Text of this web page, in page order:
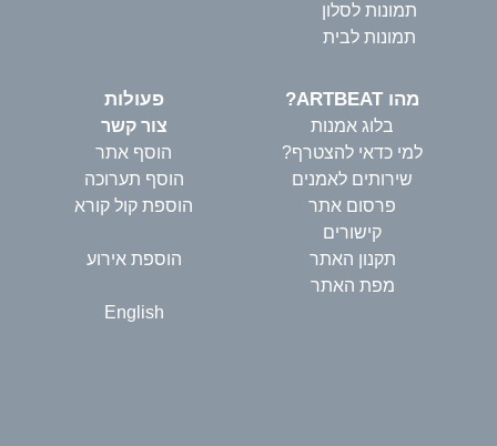
תמונות לסלון
תמונות לבית
מהו ARTBEAT?
בלוג אמנות
למי כדאי להצטרף?
שירותים לאמנים
פרסום אתר
קישורים
תקנון האתר
מפת האתר
פעולות
צור קשר
הוסף אתר
הוסף תערוכה
הוספת קול קורא
הוספת אירוע
English